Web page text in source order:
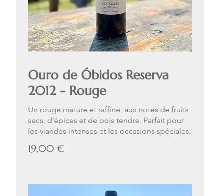
Ouro de Óbidos Reserva
2012 - Rouge
Un rouge mature et raffiné, aux notes de fruits
secs, d'épices et de bois tendre. Parfait pour
les viandes intenses et les occasions spéciales.
19,00 €